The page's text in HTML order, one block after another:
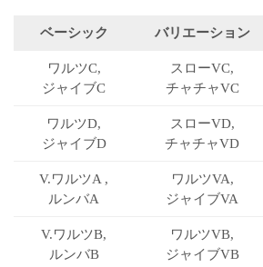
ベーシック バリエーション
ワルツC,
ジャイブC
スローVC,
チャチャVC
ワルツD,
ジャイブD
スローVD,
チャチャVD
V.ワルツA ,
ルンバA
ワルツVA,
ジャイブVA
V.ワルツB,
ルンバB
ワルツVB,
ジャイブVB